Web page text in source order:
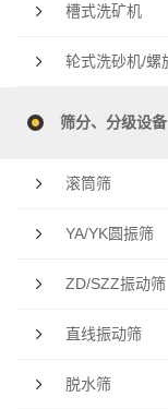
槽式洗矿机
筛分、分级设备
滚筒筛
YA/YK圆振筛
ZD/SZZ振动筛
直线振动筛
脱水筛